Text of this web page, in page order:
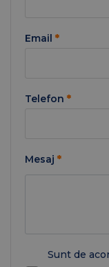
Email *
Telefon *
Mesaj *
Sunt de